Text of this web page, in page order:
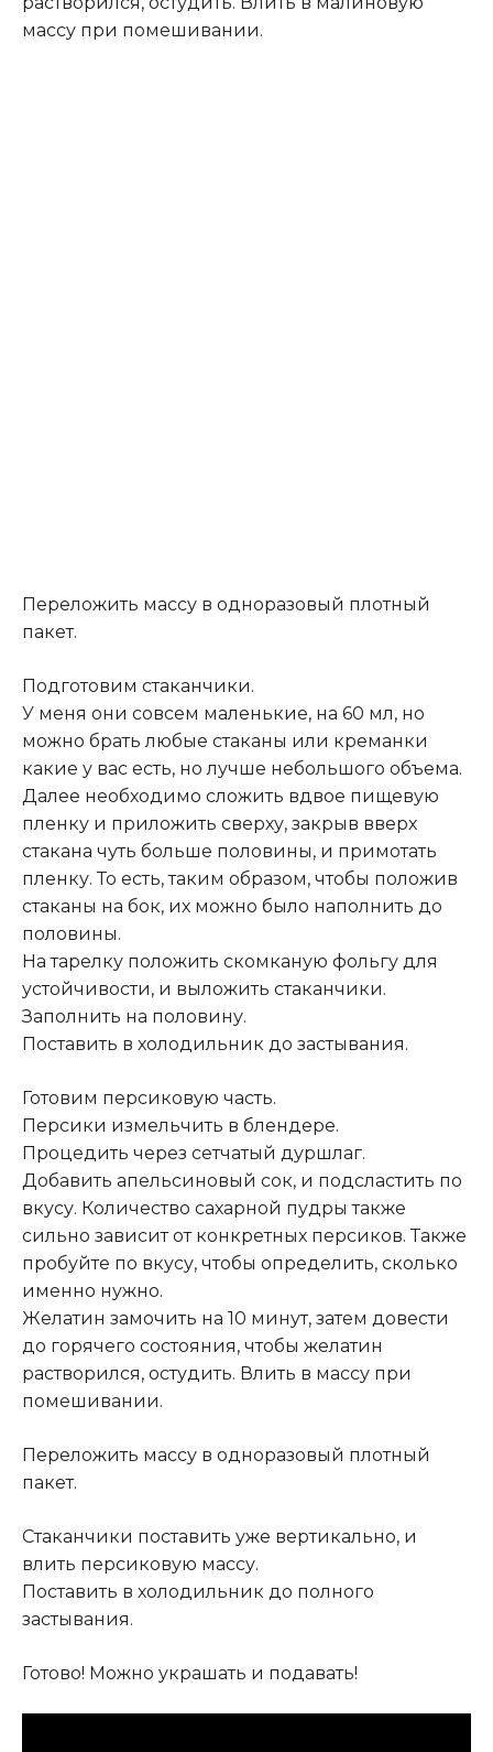
массу при помешивании.
Переложить массу в одноразовый плотный
пакет.
Подготовим стаканчики.
У меня они совсем маленькие, на 60 мл, но
можно брать любые стаканы или креманки
какие у вас есть, но лучше небольшого объема.
Далее необходимо сложить вдвое пищевую
пленку и приложить сверху, закрыв вверх
стакана чуть больше половины, и примотать
пленку. То есть, таким образом, чтобы положив
стаканы на бок, их можно было наполнить до
половины.
На тарелку положить скомканую фольгу для
устойчивости, и выложить стаканчики.
Заполнить на половину.
Поставить в холодильник до застывания.
Готовим персиковую часть.
Персики измельчить в блендере.
Процедить через сетчатый дуршлаг.
Добавить апельсиновый сок, и подсластить по
вкусу. Количество сахарной пудры также
сильно зависит от конкретных персиков. Также
пробуйте по вкусу, чтобы определить, сколько
именно нужно.
Желатин замочить на 10 минут, затем довести
до горячего состояния, чтобы желатин
растворился, остудить. Влить в массу при
помешивании.
Переложить массу в одноразовый плотный
пакет.
Стаканчики поставить уже вертикально, и
влить персиковую массу.
Поставить в холодильник до полного
застывания.
Готово! Можно украшать и подавать!